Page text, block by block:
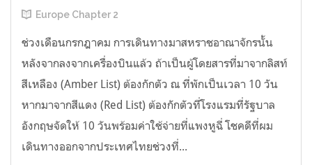
Europe Chapter 2
ช่วงเดือนกรกฎาคม การเดินทางมาสหราชอาณาจักรนั้น
หลังจากลงจากเครื่องบินแล้ว ถ้าเป็นผู้โดยสารที่มาจากลิสท์
สีเหลือง (Amber List) ต้องกักตัว ณ ที่พักเป็นเวลา 10 วัน
หากมาจากสีแดง (Red List) ต้องกักตัวที่โรงแรมที่รัฐบาล
อังกฤษจัดให้ 10 วันพร้อมค่าใช้จ่ายที่แพงหูฉี่ โชคดีที่ผม
เดินทางออกจากประเทศไทยช่วงที่...